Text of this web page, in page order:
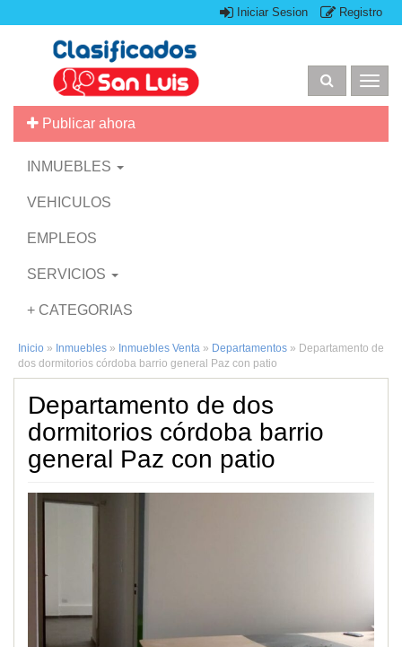
Iniciar Sesion Registro
Publicar ahora
INMUEBLES
VEHICULOS
EMPLEOS
SERVICIOS
+ CATEGORIAS
Inicio » Inmuebles » Inmuebles Venta » Departamentos » Departamento de
dos dormitorios córdoba barrio general Paz con patio
Departamento de dos
dormitorios córdoba barrio
general Paz con patio